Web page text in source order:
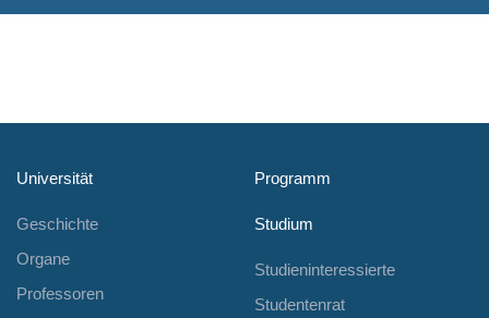
Universität
Geschichte
Organe
Professoren
Programm
Studium
Studieninteressierte
Studentenrat